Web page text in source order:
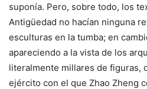
suponía. Pero, sobre todo, los
Antigüedad no hacían ninguna
esculturas en la tumba; en
apareciendo a la vista de los
literalmente millares de figuras,
ejército con el que Zhao Zheng